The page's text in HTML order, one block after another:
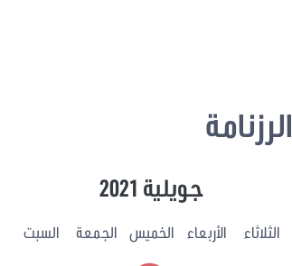
الرزنامة
جويلية 2021
الثلاثاء الأربعاء الخميس الجمعة السبت